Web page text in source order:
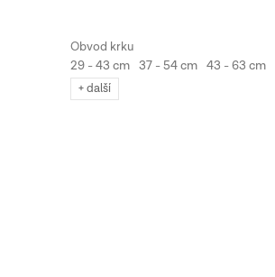
29 - 43 cm 37 - 54 cm 43 - 63 cm
+ další